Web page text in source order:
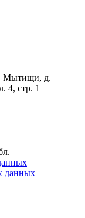
Мытищи, д.
4, стр. 1
данных